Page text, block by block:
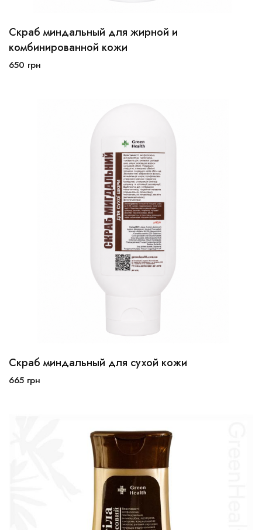
Скраб миндальный для жирной и
комбинированной кожи
650 грн
Скраб миндальный для сухой кожи
665 грн